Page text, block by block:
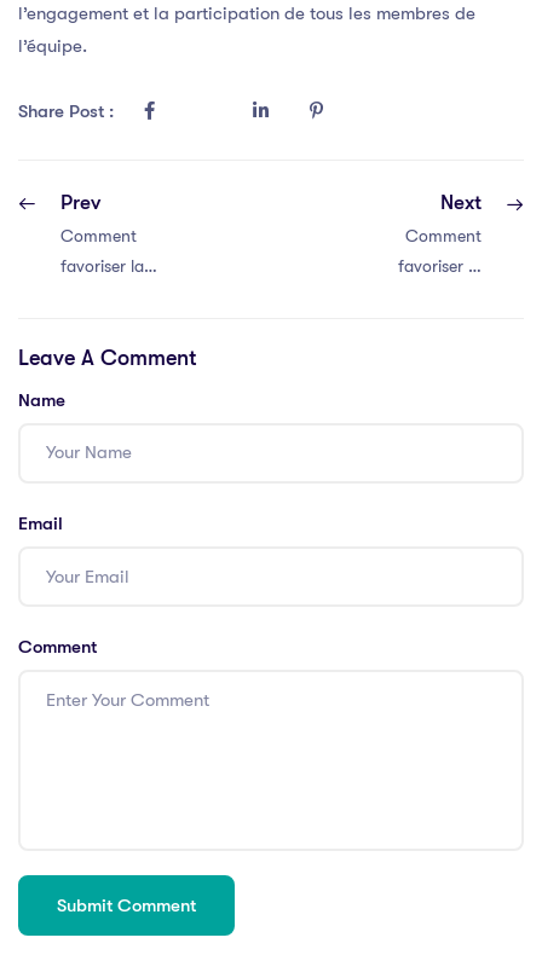
l’engagement et la participation de tous les membres de
l’équipe.
Share Post :
Prev
Comment
favoriser la
de votre équipe
Next
Comment
favoriser la
Leave A Comment
Name
Email
Comment